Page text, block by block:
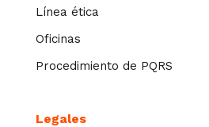
Línea ética
Oficinas
Procedimiento de PQRS
Legales